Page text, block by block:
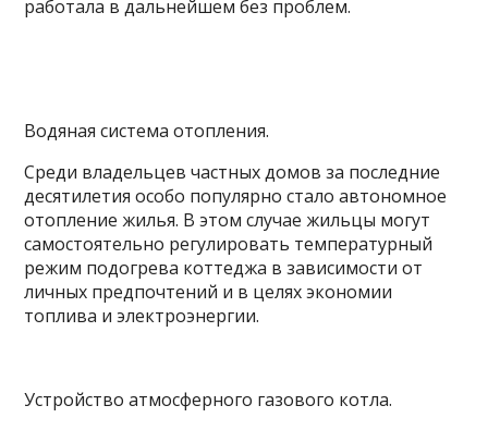
работала в дальнейшем без проблем.
Водяная система отопления.
Среди владельцев частных домов за последние
десятилетия особо популярно стало автономное
отопление жилья. В этом случае жильцы могут
самостоятельно регулировать температурный
режим подогрева коттеджа в зависимости от
личных предпочтений и в целях экономии
топлива и электроэнергии.
Устройство атмосферного газового котла.